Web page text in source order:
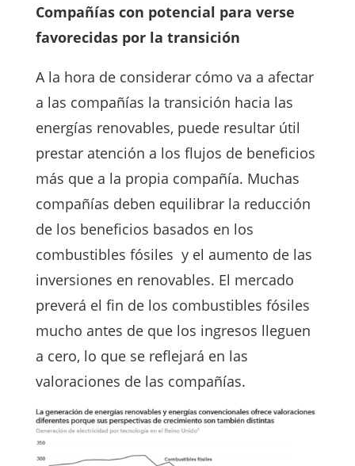
Compañías con potencial para verse
favorecidas por la transición
A la hora de considerar cómo va a afectar
a las compañías la transición hacia las
energías renovables, puede resultar útil
prestar atención a los flujos de beneficios
más que a la propia compañía. Muchas
compañías deben equilibrar la reducción
de los beneficios basados en los
combustibles fósiles y el aumento de las
inversiones en renovables. El mercado
preverá el fin de los combustibles fósiles
mucho antes de que los ingresos lleguen
a cero, lo que se reflejará en las
valoraciones de las compañías.